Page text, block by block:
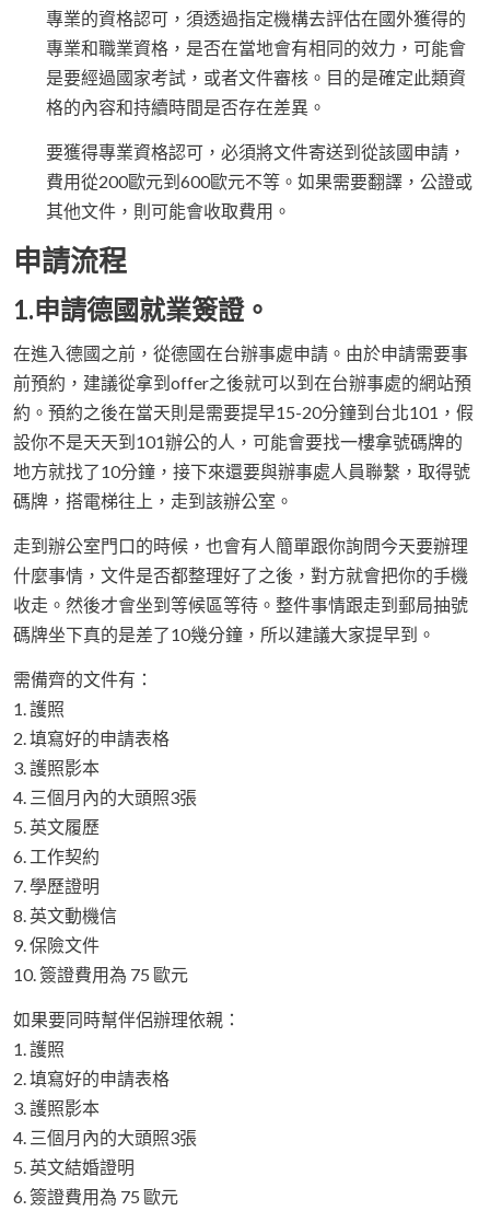
專業的資格認可，須透過指定機構去評估在國外獲得的
專業和職業資格，是否在當地會有相同的效力，可能會
是要經過國家考試，或者文件審核。目的是確定此類資
格的內容和持續時間是否存在差異。
要獲得專業資格認可，必須將文件寄送到從該國申請，
費用從200歐元到600歐元不等。如果需要翻譯，公證或
其他文件，則可能會收取費用。
申請流程
1.申請德國就業簽證。
在進入德國之前，從德國在台辦事處申請。由於申請需要事
前預約，建議從拿到offer之後就可以到在台辦事處的網站預
約。預約之後在當天則是需要提早15-20分鐘到台北101，假
設你不是天天到101辦公的人，可能會要找一樓拿號碼牌的
地方就找了10分鐘，接下來還要與辦事處人員聯繫，取得號
碼牌，搭電梯往上，走到該辦公室。
走到辦公室門口的時候，也會有人簡單跟你詢問今天要辦理
什麼事情，文件是否都整理好了之後，對方就會把你的手機
收走。然後才會坐到等候區等待。整件事情跟走到郵局抽號
碼牌坐下真的是差了10幾分鐘，所以建議大家提早到。
需備齊的文件有：
1. 護照
2. 填寫好的申請表格
3. 護照影本
4. 三個月內的大頭照3張
5. 英文履歷
6. 工作契約
7. 學歷證明
8. 英文動機信
9. 保險文件
10. 簽證費用為 75 歐元
如果要同時幫伴侶辦理依親：
1. 護照
2. 填寫好的申請表格
3. 護照影本
4. 三個月內的大頭照3張
5. 英文結婚證明
6. 簽證費用為 75 歐元